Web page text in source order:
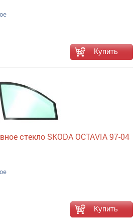
стекло SKODA OCTAVIA 97-04